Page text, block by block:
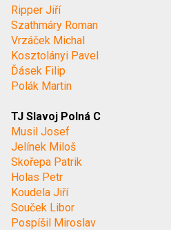
Ripper Jiří
Szathmáry Roman
Vrzáček Michal
Kosztolányi Pavel
Ďásek Filip
Polák Martin
TJ Slavoj Polná C
Musil Josef
Jelínek Miloš
Skořepa Patrik
Holas Petr
Koudela Jiří
Souček Libor
Pospíšil Miroslav